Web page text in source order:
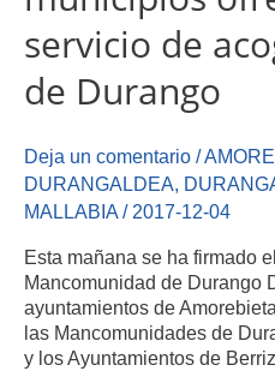
servicio de
de Durango
Deja un comentario /
DURANGALDEA,
MALLABIA / 2017-12-04
Esta mañana se ha firmado
Mancomunidad de Durango
ayuntamientos de
las Mancomunidades de
y los Ayuntamientos de